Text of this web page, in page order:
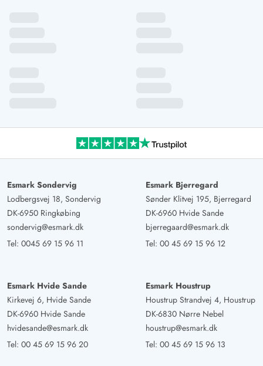
Esmark Sondervig
Lodbergsvej 18, Sondervig
DK-6950 Ringkøbing
sondervig@esmark.dk
Tel: 0045 69 15 96 11
Esmark Bjerregard
Sønder Klitvej 195, Bjerregard
DK-6960 Hvide Sande
bjerregaard@esmark.dk
Tel: 00 45 69 15 96 12
Esmark Hvide Sande
Kirkevej 6, Hvide Sande
DK-6960 Hvide Sande
hvidesande@esmark.dk
Tel: 00 45 69 15 96 20
Esmark Houstrup
Houstrup Strandvej 4, Houstrup
DK-6830 Nørre Nebel
houstrup@esmark.dk
Tel: 00 45 69 15 96 13